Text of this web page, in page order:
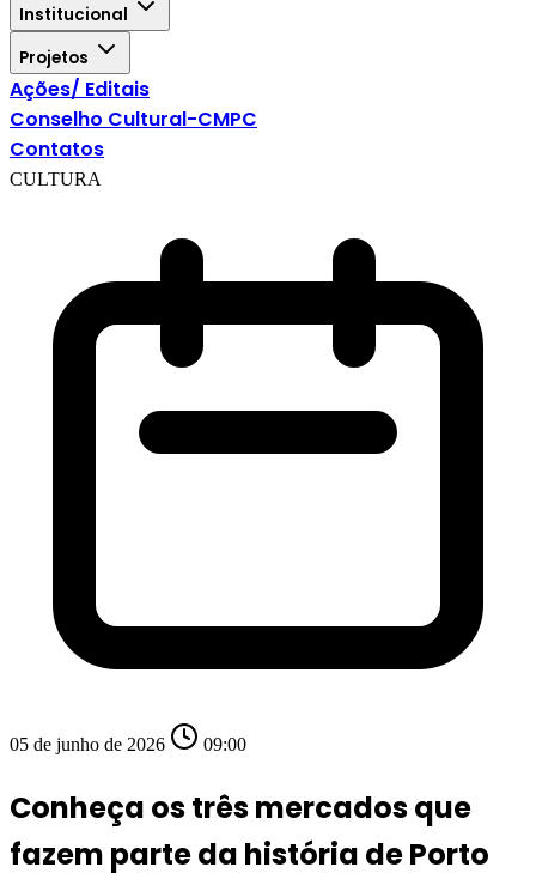
Institucional
Projetos
Ações/ Editais
Conselho Cultural-CMPC
Contatos
CULTURA
05 de junho de 2026 09:00
Conheça os três mercados que
fazem parte da história de Porto